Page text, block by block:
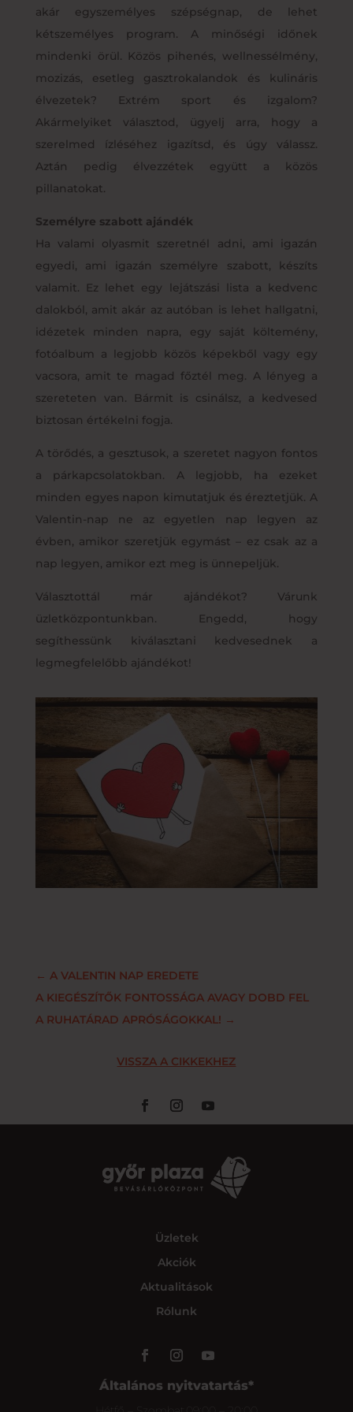
akár egyszemélyes szépségnap, de lehet
kétszemélyes program. A minőségi időnek
mindenki örül. Közös pihenés, wellnessélmény,
mozizás, esetleg gasztrokalandok és kulináris
élvezetek? Extrém sport és izgalom?
Akármelyiket választod, ügyelj arra, hogy a
szerelmed ízléséhez igazítsd, és úgy válassz.
Aztán pedig élvezzétek együtt a közös
pillanatokat.
Személyre szabott ajándék
Ha valami olyasmit szeretnél adni, ami igazán
egyedi, ami igazán személyre szabott, készíts
valamit. Ez lehet egy lejátszási lista a kedvenc
dalokból, amit akár az autóban is lehet hallgatni,
idézetek minden napra, egy saját költemény,
fotóalbum a legjobb közös képekből vagy egy
vacsora, amit te magad főztél meg. A lényeg a
szereteten van. Bármit is csinálsz, a kedvesed
biztosan értékelni fogja.
A törődés, a gesztusok, a szeretet nagyon fontos
a párkapcsolatokban. A legjobb, ha ezeket
minden egyes napon kimutatjuk és éreztetjük. A
Valentin-nap ne az egyetlen nap legyen az
évben, amikor szeretjük egymást – ez csak az a
nap legyen, amikor ezt meg is ünnepeljük.
Választottál már ajándékot? Várunk
üzletközpontunkban. Engedd, hogy
segíthessünk kiválasztani kedvesednek a
legmegfelelőbb ajándékot!
← A VALENTIN NAP EREDETE
A KIEGÉSZÍTŐK FONTOSSÁGA AVAGY DOBD FEL
A RUHATÁRAD APRÓSÁGOKKAL! →
VISSZA A CIKKEKHEZ
Üzletek
Akciók
Aktualitások
Rólunk
Általános nyitvatartás*